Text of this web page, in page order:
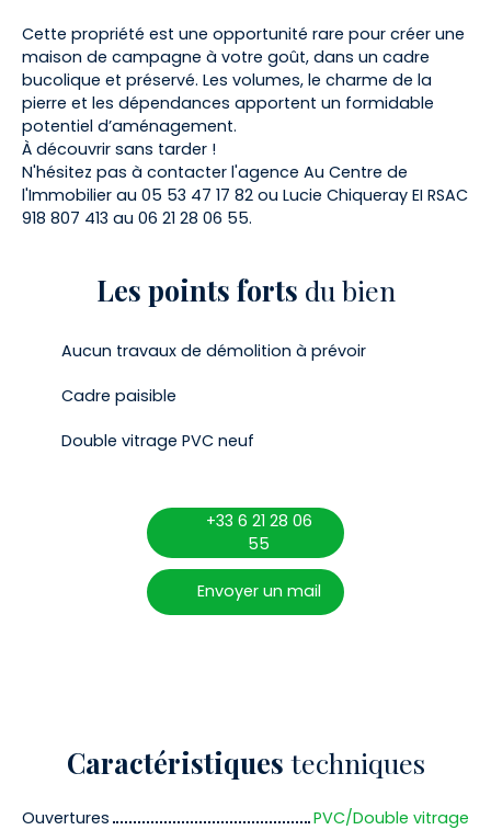
Cette propriété est une opportunité rare pour créer une
maison de campagne à votre goût, dans un cadre
bucolique et préservé. Les volumes, le charme de la
pierre et les dépendances apportent un formidable
potentiel d’aménagement.
À découvrir sans tarder !
N'hésitez pas à contacter l'agence Au Centre de
l'Immobilier au 05 53 47 17 82 ou Lucie Chiqueray EI RSAC
918 807 413 au 06 21 28 06 55.
Les points forts du bien
Aucun travaux de démolition à prévoir
Cadre paisible
Double vitrage PVC neuf
+33 6 21 28 06
55
Envoyer un mail
Caractéristiques techniques
Ouvertures
PVC/Double vitrage